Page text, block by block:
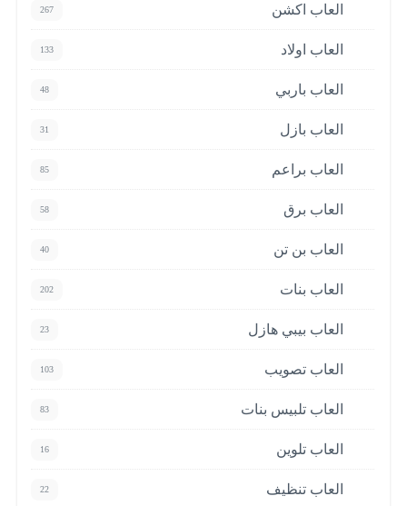
العاب اكشن 267
العاب اولاد 133
العاب باربي 48
العاب بازل 31
العاب براعم 85
العاب برق 58
العاب بن تن 40
العاب بنات 202
العاب بيبي هازل 23
العاب تصويب 103
العاب تلبيس بنات 83
العاب تلوين 16
العاب تنظيف 22